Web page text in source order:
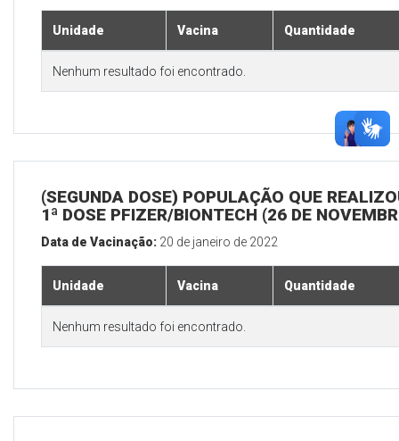
Unidade Vacina Quantidade
Nenhum resultado foi encontrado.
(SEGUNDA DOSE) POPULAÇÃO QUE
1ª DOSE PFIZER/BIONTECH (26 DE
Data de Vacinação: 20 de janeiro de 2022
Unidade Vacina Quantidade
Nenhum resultado foi encontrado.